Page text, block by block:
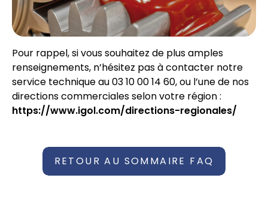
Pour rappel, si vous souhaitez de plus amples
renseignements, n’hésitez pas à contacter notre
service technique au 03 10 00 14 60, ou l’une de nos
directions commerciales selon votre région :
https://www.igol.com/directions-regionales/
RETOUR AU SOMMAIRE FAQ